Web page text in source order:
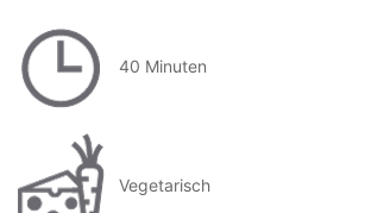
40 Minuten
Vegetarisch